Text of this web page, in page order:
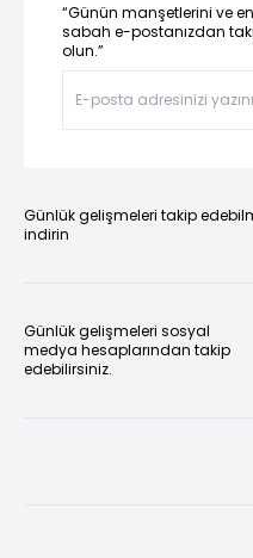
“Günün manşetlerini ve
sabah e-postanızdan
olun.”
Günlük gelişmeleri takip
indirin
Günlük gelişmeleri sosyal
medya hesaplarından takip
edebilirsiniz.